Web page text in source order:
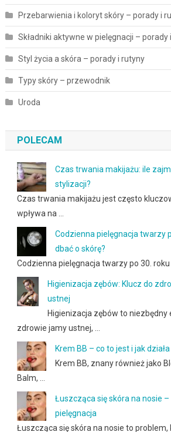
Przebarwienia i koloryt skóry – porady i
Składniki aktywne w pielęgnacji – porady
Styl życia a skóra – porady i rutyny
Typy skóry – przewodnik
Uroda
POLECAM
Czas trwania makijażu: ile
stylizacji?
Czas trwania makijażu jest często
wpływa na …
Codzienna pielęgnacja twarzy
dbać o skórę?
Codzienna pielęgnacja twarzy po 30. roku
Higienizacja zębów: Klucz do
ustnej
Higienizacja zębów to niezbędny
zdrowie jamy ustnej, …
Krem BB – co to jest i jak
Krem BB, znany również jako
Balm, …
Łuszcząca się skóra na nosie
pielęgnacja
Łuszcząca się skóra na nosie to problem,